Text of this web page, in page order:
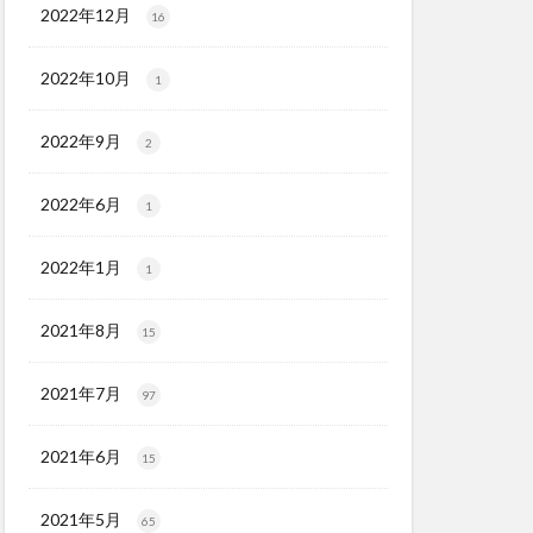
2022年12月 16
2022年10月 1
2022年9月 2
2022年6月 1
2022年1月 1
2021年8月 15
2021年7月 97
2021年6月 15
2021年5月 65